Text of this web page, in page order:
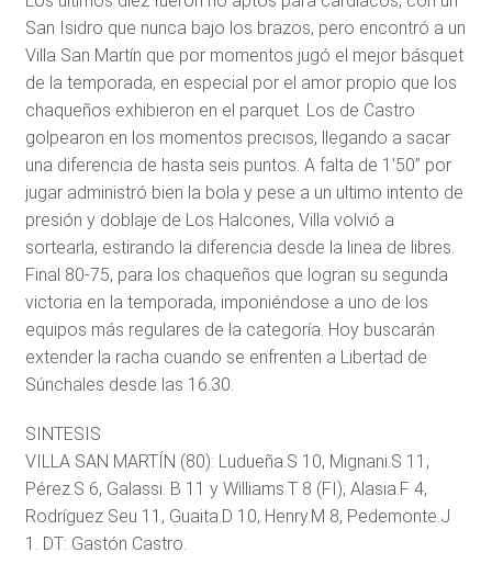
San Isidro que nunca bajo los brazos, pero encontró a un
Villa San Martín que por momentos jugó el mejor básquet
de la temporada, en especial por el amor propio que los
chaqueños exhibieron en el parquet. Los de Castro
golpearon en los momentos precisos, llegando a sacar
una diferencia de hasta seis puntos. A falta de 1’50’’ por
jugar administró bien la bola y pese a un ultimo intento de
presión y doblaje de Los Halcones, Villa volvió a
sortearla, estirando la diferencia desde la linea de libres.
Final 80-75, para los chaqueños que logran su segunda
victoria en la temporada, imponiéndose a uno de los
equipos más regulares de la categoría. Hoy buscarán
extender la racha cuando se enfrenten a Libertad de
Súnchales desde las 16.30.
SINTESIS
VILLA SAN MARTÍN (80): Ludueña.S 10, Mignani.S 11,
Pérez.S 6, Galassi. B 11 y Williams.T 8 (FI); Alasia.F 4,
Rodríguez Seu 11, Guaita.D 10, Henry.M 8, Pedemonte.J
1. DT: Gastón Castro.